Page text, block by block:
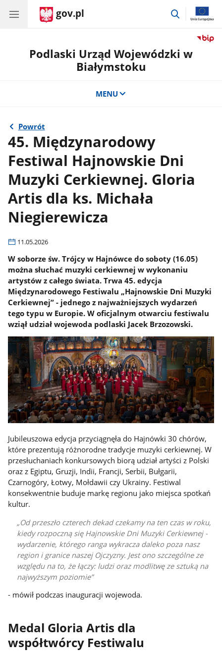
gov.pl
przejdź
Podlaski Urząd Wojewódzki w
Białymstoku
MENU
Powrót
45. Międzynarodowy
Festiwal Hajnowskie Dni
Muzyki Cerkiewnej. Gloria
Artis dla ks. Michała
Niegierewicza
11.05.2026
W soborze św. Trójcy w Hajnówce do soboty (16.05)
można słuchać muzyki cerkiewnej w wykonaniu
artystów z całego świata. Trwa 45. edycja
Międzynarodowego Festiwalu „Hajnowskie Dni Muzyki
Cerkiewnej” - jednego z najważniejszych wydarzeń
tego typu w Europie. W oficjalnym otwarciu festiwalu
wziął udział wojewoda podlaski Jacek Brzozowski.
Jubileuszowa edycja przyciągnęła do Hajnówki 30 chórów,
które prezentują różnorodne tradycje muzyki cerkiewnej. W
przesłuchaniach konkursowych biorą udział artyści z Polski
oraz z Egiptu, Gruzji, Indii, Francji, Serbii, Bułgarii,
Czarnogóry, Łotwy, Mołdawii czy Ukrainy. Festiwal
konsekwentnie buduje markę regionu jako miejsca spotkań
kultur.
Od przeszło czterech dekad czekamy na ten czas w roku,
kiedy rozpoczną się Hajnowskie Dni Muzyki Cerkiewnej -
wydarzenie, którego ranga wykracza daleko poza nasz
region i granice naszej Ojczyzny. Jest ono szczególne ze
względu na to, że łączy: ludzi oraz modlitwę ze sztuką na
najwyższym poziomie
- mówił podczas inauguracji wojewoda.
Medal Gloria Artis dla
współtwórcy Festiwalu